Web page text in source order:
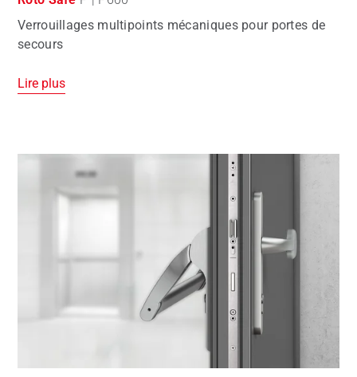
Verrouillages multipoints mécaniques pour portes de
secours
Lire plus